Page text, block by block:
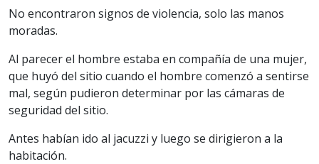
No encontraron signos de violencia, solo las manos
moradas.
Al parecer el hombre estaba en compañía de una mujer,
que huyó del sitio cuando el hombre comenzó a sentirse
mal, según pudieron determinar por las cámaras de
seguridad del sitio.
Antes habían ido al jacuzzi y luego se dirigieron a la
habitación.